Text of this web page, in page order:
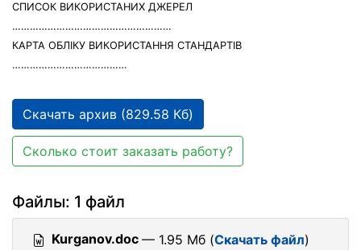
СПИСОК ВИКОРИСТАНИХ ДЖЕРЕЛ
………………………………………………
КАРТА ОБЛІКУ ВИКОРИСТАННЯ СТАНДАРТІВ
…………………………………
Скачать архив (829.58 Кб)
Сколько стоит заказать работу?
Файлы: 1 файл
Kurganov.doc — 1.95 Мб (Скачать файл)